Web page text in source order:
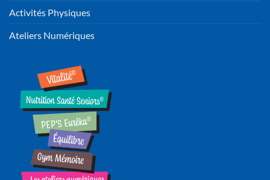
Activités Physiques
Ateliers Numériques